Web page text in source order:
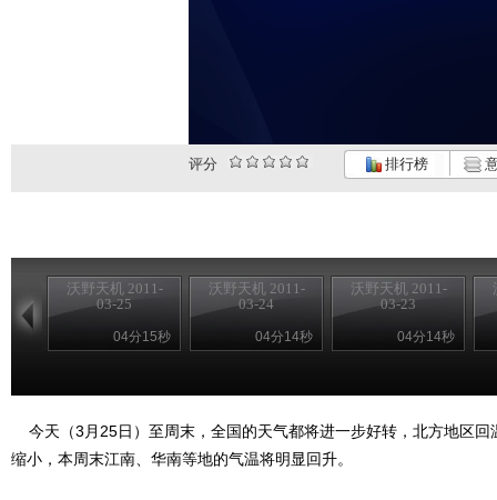
评分 排行榜
沃野天机 2011-
03-25
04分15秒
沃野天机 2011-
03-24
04分14秒
沃野天机 2011-
03-23
04分14秒
今天（3月25日）至周末，全国的天气都将进一步好转，北方地区回
缩小，本周末江南、华南等地的气温将明显回升。